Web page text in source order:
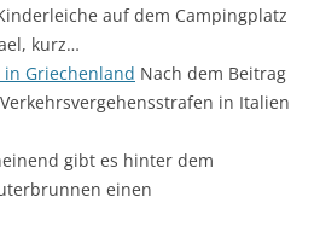
auf dem Campingplatz
kurz…
Griechenland Nach dem Beitrag
in Italien
gibt es hinter dem
einen